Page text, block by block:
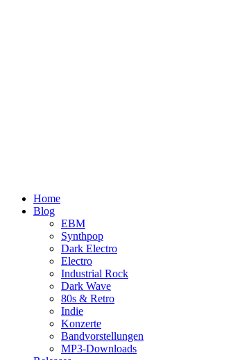
Home
Blog
EBM
Synthpop
Dark Electro
Electro
Industrial Rock
Dark Wave
80s & Retro
Indie
Konzerte
Bandvorstellungen
MP3-Downloads